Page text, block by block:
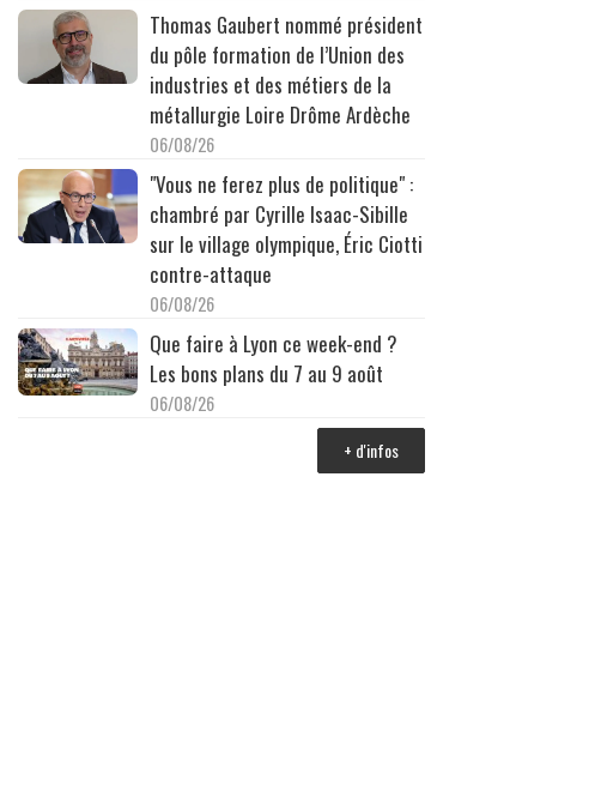
Thomas Gaubert nommé président
du pôle formation de l’Union des
industries et des métiers de la
métallurgie Loire Drôme Ardèche
06/08/26
"Vous ne ferez plus de politique" :
chambré par Cyrille Isaac-Sibille
sur le village olympique, Éric Ciotti
contre-attaque
06/08/26
Que faire à Lyon ce week-end ?
Les bons plans du 7 au 9 août
06/08/26
+ d'infos